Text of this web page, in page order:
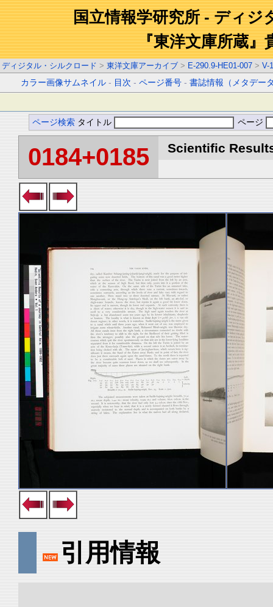
国立情報学研究所 - ディジ
『東洋文庫所蔵』
ディジタル・シルクロード > 東洋文庫アーカイブ > E-290.9-HE01-007 > V-1
カラー画像サムネイル - 目次 -ページ番号 -書誌情報（メタデー
ページ検索 タイトル ページ
0184+0185 Scientific
引用情報